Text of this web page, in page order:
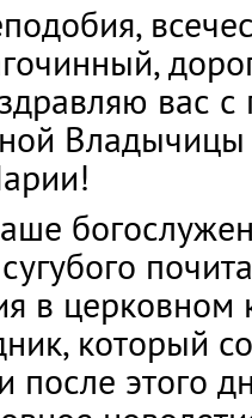
вас с
в церковном
который
после этого